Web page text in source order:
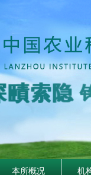
探賾索
本所概况 机